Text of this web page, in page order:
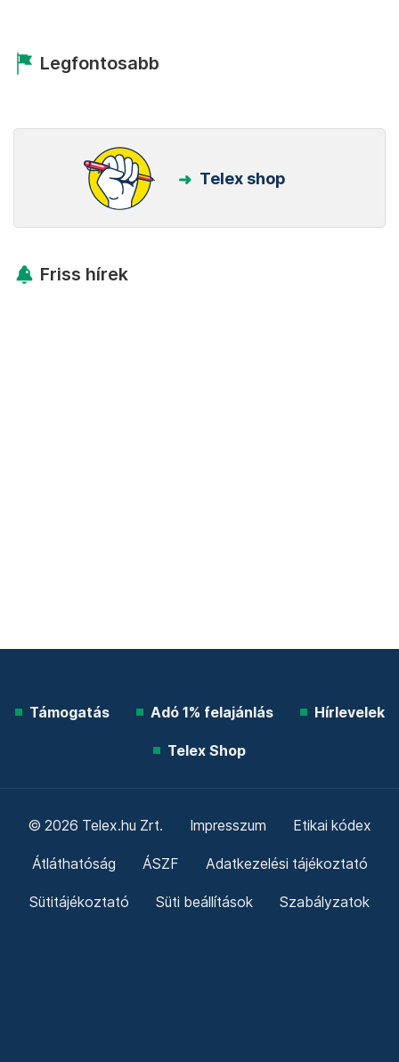
Legfontosabb
Telex shop
Friss hírek
Támogatás Adó 1% felajánlás Hírlevelek
Telex Shop
© 2026 Telex.hu Zrt. Impresszum Etikai kódex
Átláthatóság ÁSZF Adatkezelési tájékoztató
Sütitájékoztató Süti beállítások Szabályzatok